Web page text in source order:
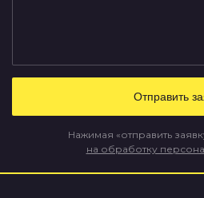
Нажимая «отправить
на обработку